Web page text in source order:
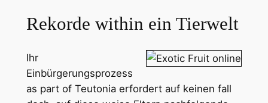
Rekorde within ein Tierwelt
Ihr
Einbürgerungsprozess
as part of Teutonia erfordert auf keinen fall